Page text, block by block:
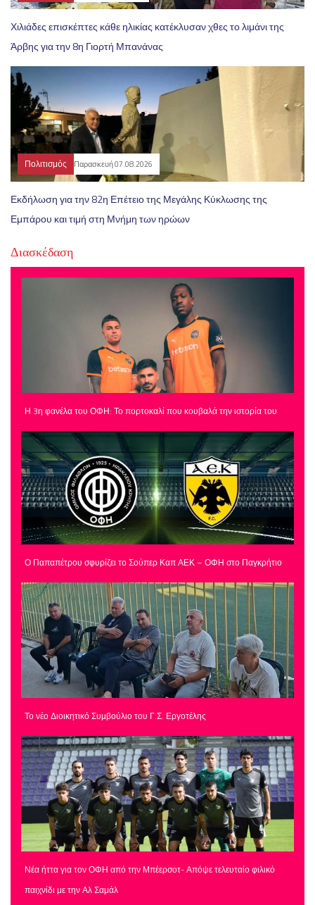
Χιλιάδες επισκέπτες κάθε ηλικίας κατέκλυσαν χθες το λιμάνι της
Άρβης για την 8η Γιορτή Μπανάνας
Πολιτισμός Παρασκευή 07.08.2026
Εκδήλωση για την 82η Επέτειο της Μεγάλης Κύκλωσης της
Εμπάρου και τιμή στη Μνήμη των ηρώων
Διασκέδαση
Η 3η φανέλα του ΟΦΗ: Το πορτοκαλί που κουβαλά την ιστορία του
Ο Παπαπέτρου σφυρίζει το Σούπερ Καπ ΑΕΚ – ΟΦΗ στο Παγκρήτιο
Το νέο Διοικητικό Συμβούλιο του Γ.Σ. Εργοτέλης
Νέα ήττα για τον ΟΦΗ από την Μπέερσοτ- Απόψε τελευταίο φιλικό
παιχνίδι με την Αλ Σαμάλ